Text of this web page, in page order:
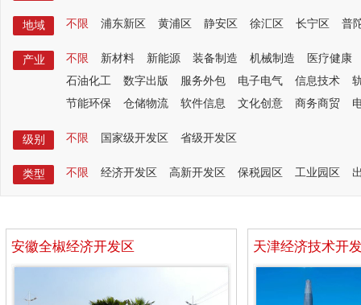
地域 不限 浦东新区 黄浦区 静安区 徐汇区 长宁区 普
产业 不限 新材料 新能源 装备制造 机械制造
医疗健康
石油化工
数字出版 服务外包 电子电气 信息技术
节能环保
仓储物流 软件信息 文化创意 商务商贸
级别 不限 国家级开发区 省级开发区
类型 不限 经济开发区 高新开发区 保税园区 工业园区
安徽全椒经济开发区 天津经济技术开